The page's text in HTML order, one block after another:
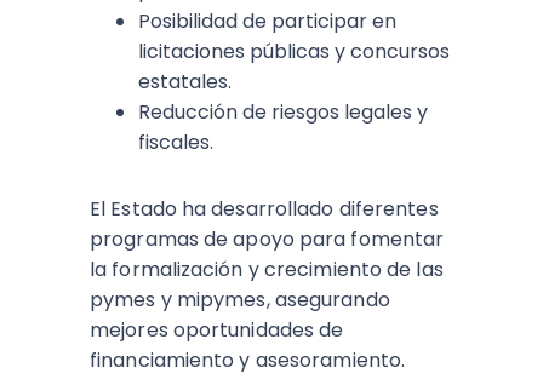
Posibilidad de participar en
licitaciones públicas y concursos
estatales.
Reducción de riesgos legales y
fiscales.
El Estado ha desarrollado diferentes
programas de apoyo para fomentar
la formalización y crecimiento de las
pymes y mipymes, asegurando
mejores oportunidades de
financiamiento y asesoramiento.